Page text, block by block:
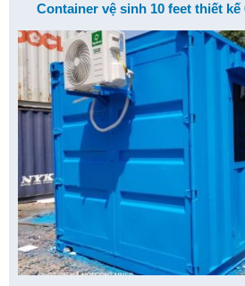
Container vệ sinh 10 feet thiết